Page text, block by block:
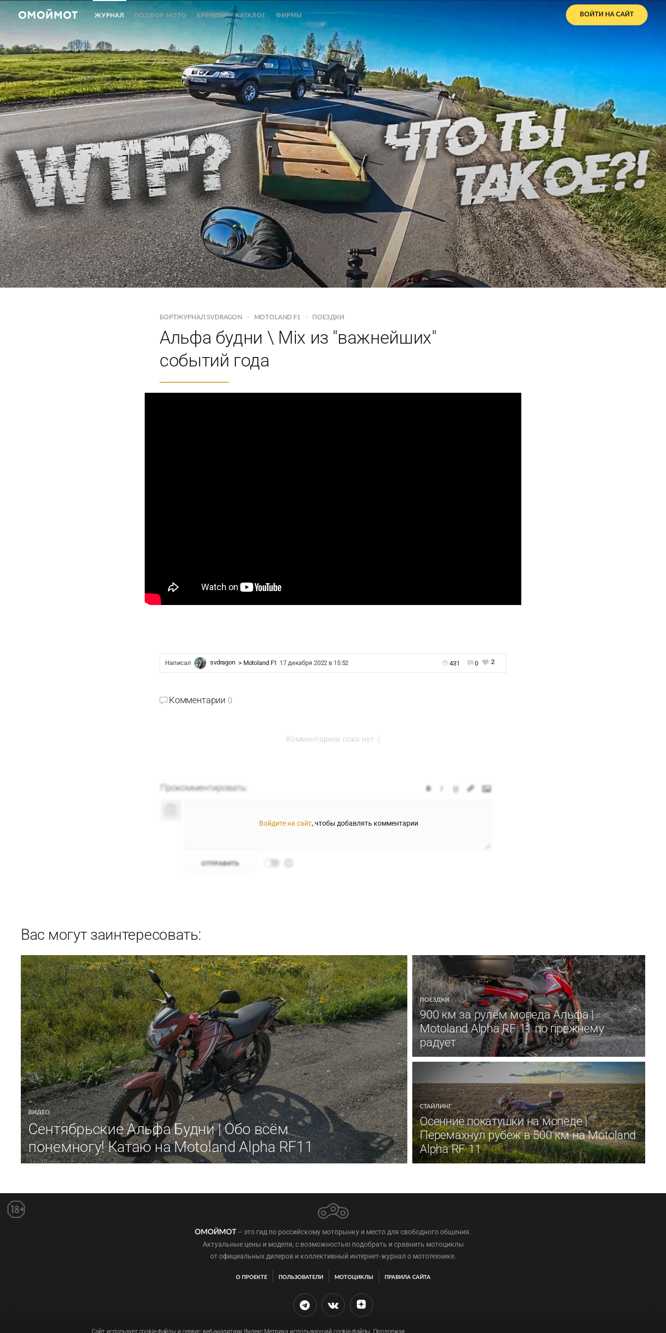
ЖУРНАЛ ПОДБОР МОТО БРЕНДЫ КАТАЛОГ ФИРМЫ ВОЙТИ НА САЙТ
БОРТЖУРНАЛ SVDRAGON > MOTOLAND F1 > ПОЕЗДКИ
Альфа будни \ Mix из "важнейших"
событий года
Написал svdragon > Motoland F1 17 декабря 2022 в 15:52 431 0 2
Комментарии 0
Комментариев пока нет :(
Войдите на сайт, чтобы добавлять комментарии
Вас могут заинтересовать:
ВИДЕО
Сентябрьские Альфа Будни | Обо всём
понемногу! Катаю на Motoland Alpha RF11
ПОЕЗДКИ
900 км за рулём мопеда Альфа |
Motoland Alpha RF 11 по прежнему
радует
СТАЙЛИНГ
Осенние покатушки на мопеде |
Перемахнул рубеж в 500 км на Motoland
Alpha RF 11
ОМОЙМОТ – это гид по российскому моторынку и место для свободного общения.
Актуальные цены и модели, с возможностью подобрать и сравнить мотоциклы
от официальных дилеров и коллективный интернет-журнал о мототехнике.
О ПРОЕКТЕ ПОЛЬЗОВАТЕЛИ МОТОЦИКЛЫ ПРАВИЛА САЙТА
Сайт использует cookie-файлы и сервис веб-аналитики Яндекс.Метрика, использующий cookie-файлы. Продолжая